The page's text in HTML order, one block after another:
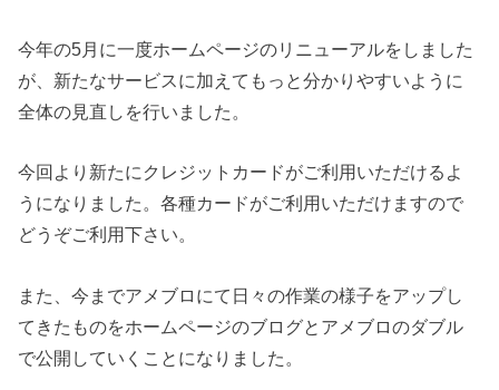
今年の5月に一度ホームページのリニューアルをしました
が、新たなサービスに加えてもっと分かりやすいように
全体の見直しを行いました。
今回より新たにクレジットカードがご利用いただけるよ
うになりました。各種カードがご利用いただけますので
どうぞご利用下さい。
また、今までアメブロにて日々の作業の様子をアップし
てきたものをホームページのブログとアメブロのダブル
で公開していくことになりました。